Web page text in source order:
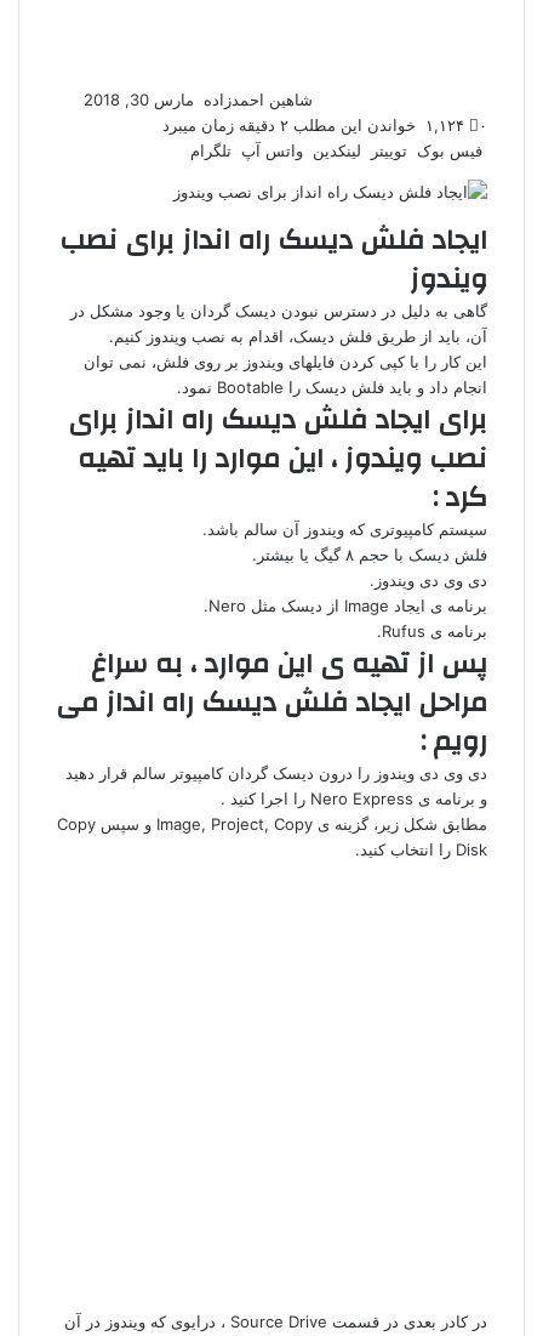
شاهین احمدزاده
مارس 30, 2018
۰
خواندن این مطلب ۲ دقیقه زمان میبرد
فیس بوک توییتر لینکدین واتس آپ تلگرام
ایجاد فلش دیسک راه انداز برای نصب
ویندوز
گاهی به دلیل در دسترس نبودن دیسک گردان یا وجود مشکل در
آن، باید از طریق فلش دیسک، اقدام به نصب ویندوز کنیم.
این کار را با کپی کردن فایلهای ویندوز بر روی فلش، نمی توان
انجام داد و باید فلش دیسک را Bootable نمود.
برای ایجاد فلش دیسک راه انداز برای
نصب ویندوز، این موارد را باید تهیه
کرد :
سیستم کامپیوتری که ویندوز آن سالم باشد.
فلش دیسک با حجم ۸ گیگ یا بیشتر.
دی وی دی ویندوز.
برنامه ی ایجاد Image از دیسک مثل Nero.
برنامه ی Rufus.
پس از تهیه ی این موارد ، به سراغ
مراحل ایجاد فلش دیسک راه انداز می
رویم :
دی وی دی ویندوز را درون دیسک گردان کامپیوتر سالم قرار دهید
و برنامه ی Nero Express را اجرا کنید .
مطابق شکل زیر، گزینه ی Image, Project, Copy و سپس Copy
Disk را انتخاب کنید.
در کادر بعدی در قسمت Source Drive ، درایوی که ویندوز در آن